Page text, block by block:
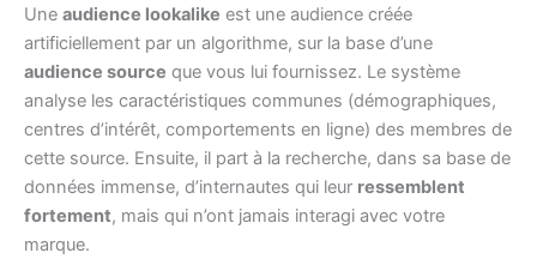
Une audience lookalike est une audience créée
artificiellement par un algorithme, sur la base d’une
audience source que vous lui fournissez. Le système
analyse les caractéristiques communes (démographiques,
centres d’intérêt, comportements en ligne) des membres de
cette source. Ensuite, il part à la recherche, dans sa base de
données immense, d’internautes qui leur ressemblent
fortement, mais qui n’ont jamais interagi avec votre
marque.